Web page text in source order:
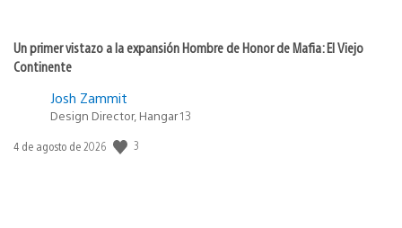
Un primer vistazo a la expansión Hombre de Honor de Mafia: El Viejo
Continente
Josh Zammit
Design Director, Hangar 13
Fecha
4 de agosto de 2026 3